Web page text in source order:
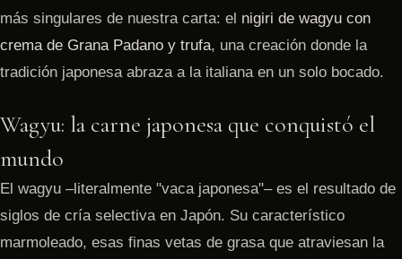
más singulares de nuestra carta: el nigiri de wagyu con
crema de Grana Padano y trufa, una creación donde la
tradición japonesa abraza a la italiana en un solo bocado.
Wagyu: la carne japonesa que conquistó el
mundo
El wagyu –literalmente "vaca japonesa"– es el resultado de
siglos de cría selectiva en Japón. Su característico
marmoleado, esas finas vetas de grasa que atraviesan la